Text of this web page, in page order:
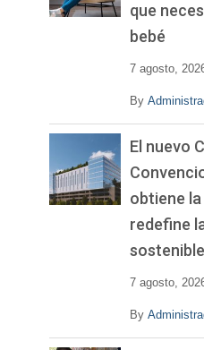
que
bebé
7 agosto,
By
El nuevo
obtiene
redefine
7 agosto,
By